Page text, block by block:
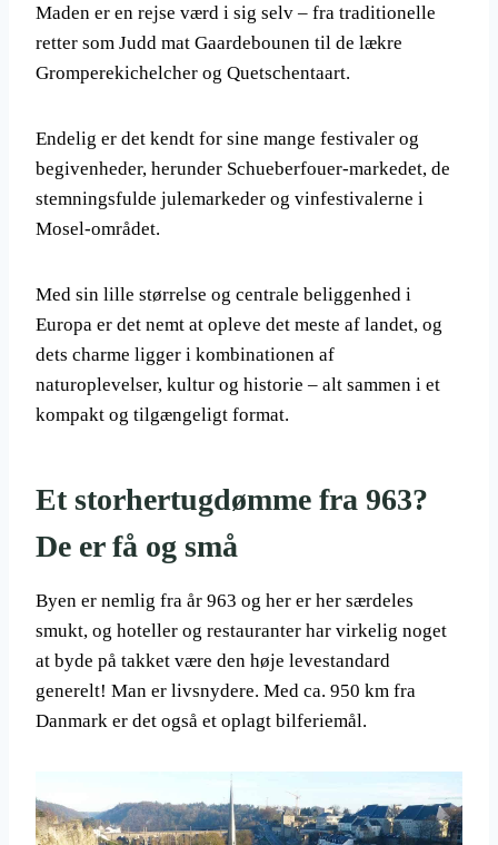
Maden er en rejse værd i sig selv – fra traditionelle
retter som Judd mat Gaardebounen til de lækre
Gromperekichelcher og Quetschentaart.
Endelig er det kendt for sine mange festivaler og
begivenheder, herunder Schueberfouer-markedet, de
stemningsfulde julemarkeder og vinfestivalerne i
Mosel-området.
Med sin lille størrelse og centrale beliggenhed i
Europa er det nemt at opleve det meste af landet, og
dets charme ligger i kombinationen af
naturoplevelser, kultur og historie – alt sammen i et
kompakt og tilgængeligt format.
Et storhertugdømme fra 963?
De er få og små
Byen er nemlig fra år 963 og her er her særdeles
smukt, og hoteller og restauranter har virkelig noget
at byde på takket være den høje levestandard
generelt! Man er livsnydere. Med ca. 950 km fra
Danmark er det også et oplagt bilferiemål.